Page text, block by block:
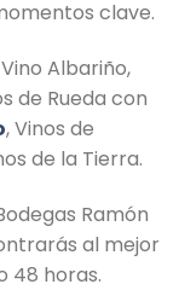
clave.
Albariño,
de Rueda con
, Vinos de
de la Tierra.
Ramón
al mejor
48 horas.